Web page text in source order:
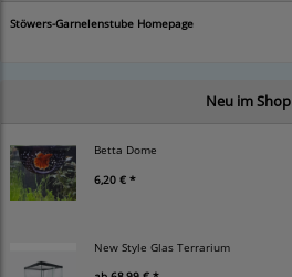
Stöwers-Garnelenstube Homepage
Neu im Shop
Betta Dome
6,20 € *
New Style Glas Terrarium